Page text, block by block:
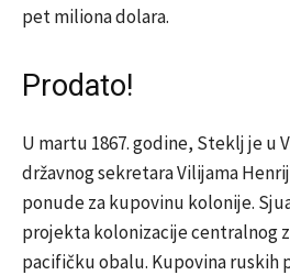
pet miliona dolara.
Prodato!
U martu 1867. godine, Steklj je u
državnog sekretara Vilijama
ponude za kupovinu kolonije.
projekta kolonizacije centralnog
pacifičku obalu. Kupovina